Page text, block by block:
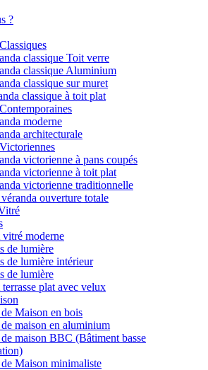
?
classique Toit verre
classique Aluminium
classique sur muret
classique à toit plat
moderne
architecturale
victorienne à pans coupés
victorienne à toit plat
victorienne traditionnelle
ouverture totale
moderne
de lumière
de lumière intérieur
de lumière
plat avec velux
Maison en bois
maison en aluminium
maison BBC (Bâtiment basse
Maison minimaliste